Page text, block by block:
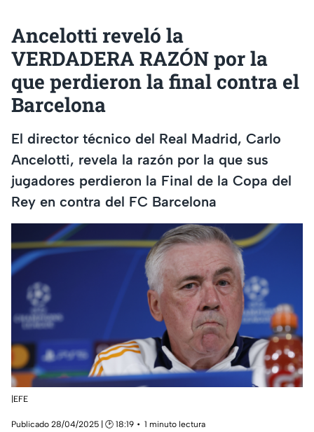
Ancelotti reveló la
VERDADERA RAZÓN por la
que perdieron la final contra el
Barcelona
El director técnico del Real Madrid, Carlo
Ancelotti, revela la razón por la que sus
jugadores perdieron la Final de la Copa del
Rey en contra del FC Barcelona
|EFE
Publicado 28/04/2025 | 🕑 18:19
1 minuto lectura